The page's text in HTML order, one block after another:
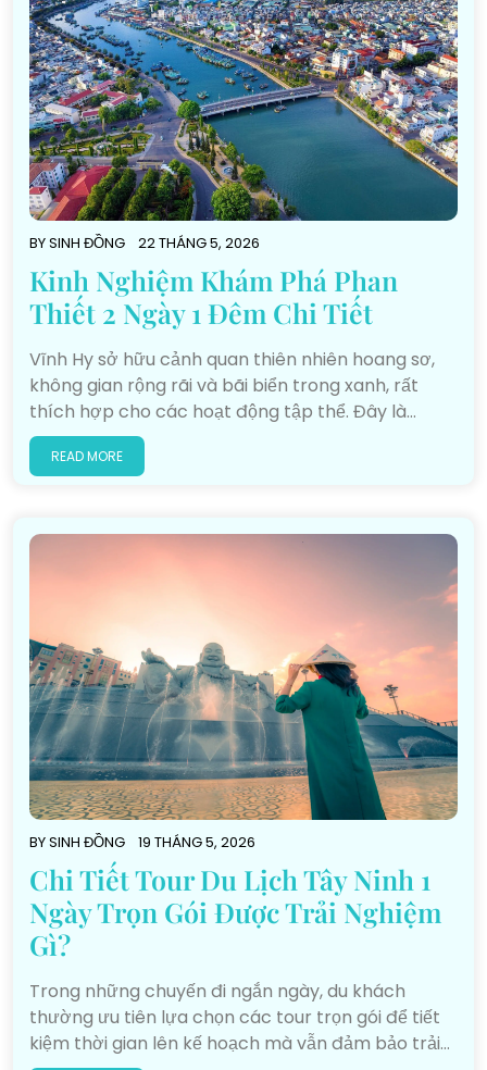
BYSINH ĐỒNG 22 THÁNG 5, 2026
Kinh Nghiệm Khám Phá Phan
Thiết 2 Ngày 1 Đêm Chi Tiết
Vĩnh Hy sở hữu cảnh quan thiên nhiên hoang sơ,
không gian rộng rãi và bãi biển trong xanh, rất
thích hợp cho các hoạt động tập thể. Đây là…
READ MORE
BYSINH ĐỒNG 19 THÁNG 5, 2026
Chi Tiết Tour Du Lịch Tây Ninh 1
Ngày Trọn Gói Được Trải Nghiệm
Gì?
Trong những chuyến đi ngắn ngày, du khách
thường ưu tiên lựa chọn các tour trọn gói để tiết
kiệm thời gian lên kế hoạch mà vẫn đảm bảo trải…